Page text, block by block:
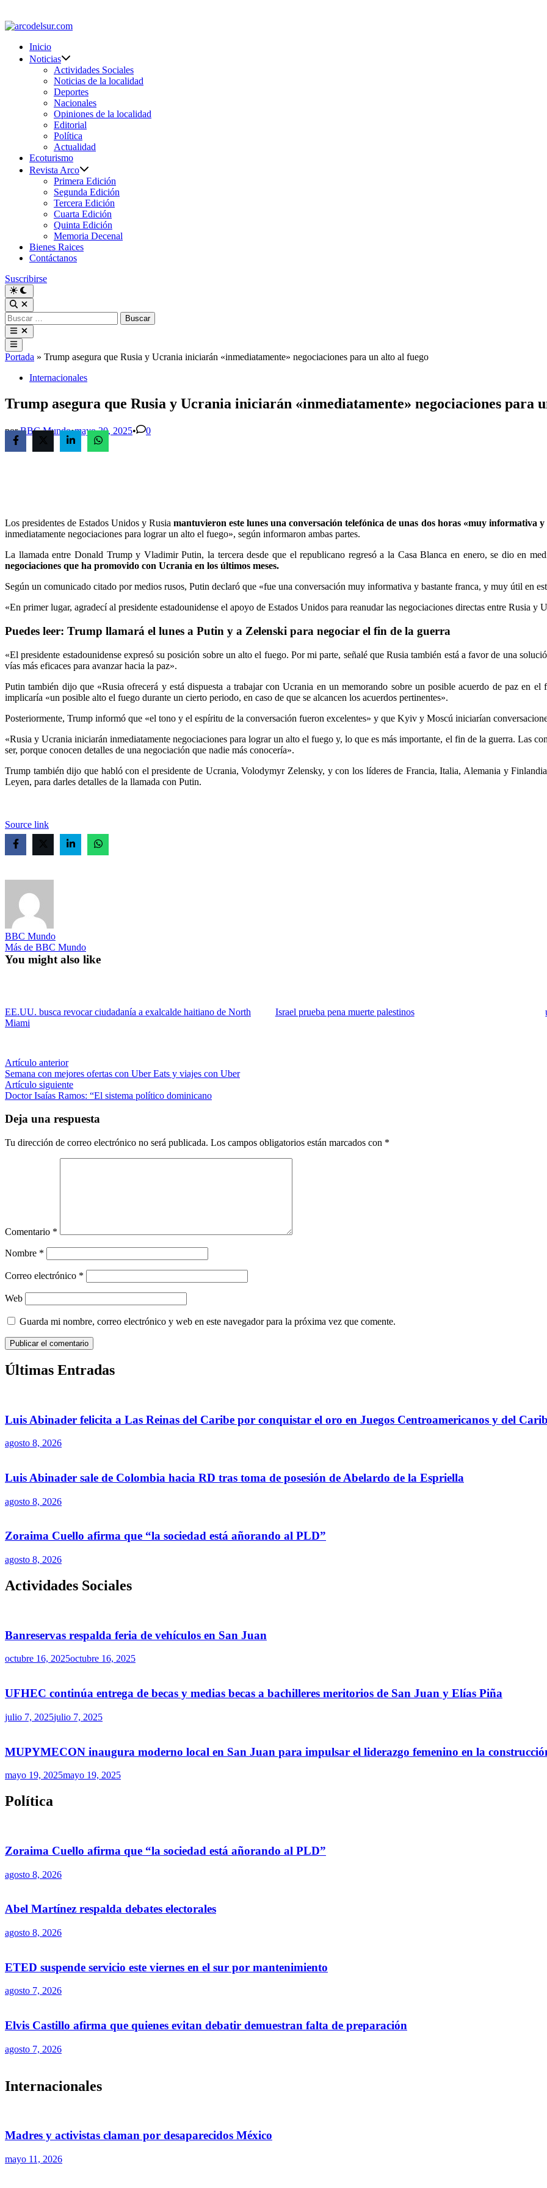
al
Inicio
Noticias
Actividades Sociales
Noticias de la localidad
Deportes
Nacionales
Opiniones de la localidad
Editorial
Política
Actualidad
Ecoturismo
Revista Arco
Primera Edición
Segunda Edición
Tercera Edición
Cuarta Edición
Quinta Edición
Memoria Decenal
Bienes Raices
Contáctanos
Suscribirse
Buscar:
Menú
principal
Portada » Trump asegura que Rusia y Ucrania iniciarán «inmediatamente» negociaciones para un alto al fuego
PublicadoInternacionales
Trump asegura que Rusia y Ucrania iniciarán «inmediatamente» negociaciones para
porBBC Mundo•mayo 20, 2025• 0
Los presidentes de Estados Unidos y Rusiamantuvieron este lunes una conversación telefónica de unas dos horas «muy informativa
inmediatamente negociaciones para lograr un alto el fuego», según informaron ambas partes.
La llamada entre Donald Trump y Vladimir Putin, la tercera desde que el republicano regresó a la Casa Blanca en enero, se dio en
negociaciones que ha promovido con Ucrania en los últimos meses.
Según un comunicado citado por medios rusos, Putin declaró que «fue una conversación muy informativa y bastante franca, y muy útil en
«En primer lugar, agradecí al presidente estadounidense el apoyo de Estados Unidos para reanudar las negociaciones directas entre Rusia
Puedes leer: Trump llamará el lunes a Putin y a Zelenski para negociar el fin de la guerra
«El presidente estadounidense expresó su posición sobre un alto el fuego. Por mi parte, señalé que Rusia también está a favor de una
vías más eficaces para avanzar hacia la paz».
Putin también dijo que «Rusia ofrecerá y está dispuesta a trabajar con Ucrania en un memorando sobre un posible acuerdo de paz en el
implicaría «un posible alto el fuego durante un cierto periodo, en caso de que se alcancen los acuerdos pertinentes».
Posteriormente, Trump informó que «el tono y el espíritu de la conversación fueron excelentes» y que Kyiv y Moscú iniciarían
«Rusia y Ucrania iniciarán inmediatamente negociaciones para lograr un alto el fuego y, lo que es más importante, el fin de la guerra. Las
ser, porque conocen detalles de una negociación que nadie más conocería».
Trump también dijo que habló con el presidente de Ucrania, Volodymyr Zelensky, y con los líderes de Francia, Italia, Alemania y
Leyen, para darles detalles de la llamada con Putin.
Source link
BBC Mundo
Más de BBC Mundo
You might also like
EE.UU. busca revocar ciudadanía a exalcalde haitiano de North
Miami
Israel prueba pena muerte palestinos
Navegación
de
entradas
Artículo anteriorArtículo
anterior:
Semana con mejores ofertas con Uber Eats y viajes con Uber
Artículo siguienteArtículo
siguiente:
Doctor Isaías Ramos: “El sistema político dominicano
Deja una respuesta
Tu dirección de correo electrónico no será publicada. Los campos obligatorios están marcados con *
Comentario *
Nombre *
Correo electrónico *
Web
Guarda mi nombre, correo electrónico y web en este navegador para la próxima vez que comente.
Últimas Entradas
Luis Abinader felicita a Las Reinas del Caribe por conquistar el oro en Juegos Centroamericanos y del
agosto 8, 2026
Luis Abinader sale de Colombia hacia RD tras toma de posesión de Abelardo de la Espriella
agosto 8, 2026
Zoraima Cuello afirma que “la sociedad está añorando al PLD”
agosto 8, 2026
Actividades Sociales
Banreservas respalda feria de vehículos en San Juan
octubre 16, 2025octubre 16, 2025
UFHEC continúa entrega de becas y medias becas a bachilleres meritorios de San Juan y Elías Piña
julio 7, 2025julio 7, 2025
MUPYMECON inaugura moderno local en San Juan para impulsar el liderazgo femenino en la
mayo 19, 2025mayo 19, 2025
Política
Zoraima Cuello afirma que “la sociedad está añorando al PLD”
agosto 8, 2026
Abel Martínez respalda debates electorales
agosto 8, 2026
ETED suspende servicio este viernes en el sur por mantenimiento
agosto 7, 2026
Elvis Castillo afirma que quienes evitan debatir demuestran falta de preparación
agosto 7, 2026
Internacionales
Madres y activistas claman por desaparecidos México
mayo 11, 2026